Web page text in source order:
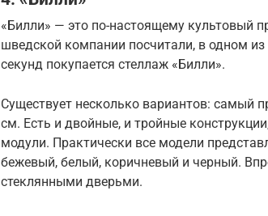
«Билли» — это по-настоящему культовый
шведской компании посчитали, в одном
секунд покупается стеллаж «Билли».
Существует несколько вариантов: самый
см. Есть и двойные, и тройные
модули. Практически все модели
бежевый, белый, коричневый и черный.
стеклянными дверьми.